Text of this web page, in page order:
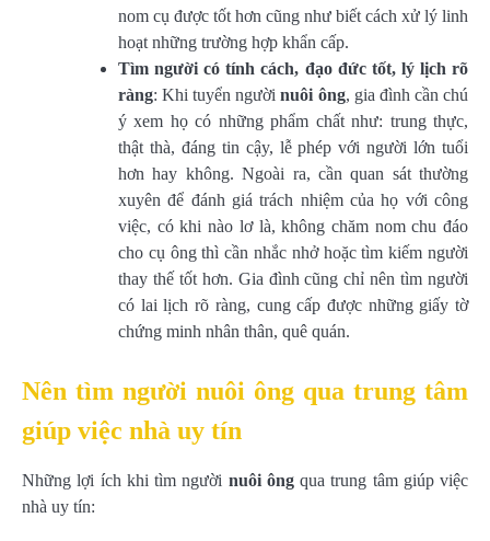
nom cụ được tốt hơn cũng như biết cách xử lý linh
hoạt những trường hợp khẩn cấp.
Tìm người có tính cách, đạo đức tốt, lý lịch rõ
ràng: Khi tuyển ngườinuôi ông, gia đình cần chú
ý xem họ có những phẩm chất như: trung thực,
thật thà, đáng tin cậy, lễ phép với người lớn tuổi
hơn hay không. Ngoài ra, cần quan sát thường
xuyên để đánh giá trách nhiệm của họ với công
việc, có khi nào lơ là, không chăm nom chu đáo
cho cụ ông thì cần nhắc nhở hoặc tìm kiếm người
thay thế tốt hơn. Gia đình cũng chỉ nên tìm người
có lai lịch rõ ràng, cung cấp được những giấy tờ
chứng minh nhân thân, quê quán.
Nên tìm người nuôi ông qua trung tâm
giúp việc nhà uy tín
Những lợi ích khi tìm người nuôi ôngqua trung tâm giúp việc
nhà uy tín: